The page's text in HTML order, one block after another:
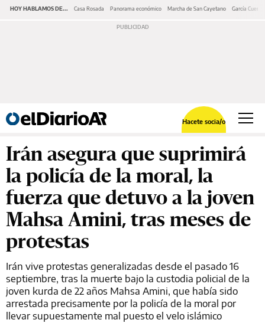
HOY HABLAMOS DE... Casa Rosada Panorama económico Marcha de San Cayetano García Cuerva
Hacete socia/o
Irán asegura que suprimirá
la policía de la moral, la
fuerza que detuvo a la joven
Mahsa Amini, tras meses de
protestas
Irán vive protestas generalizadas desde el pasado 16
septiembre, tras la muerte bajo la custodia policial de la
joven kurda de 22 años Mahsa Amini, que había sido
arrestada precisamente por la policía de la moral por
llevar supuestamente mal puesto el velo islámico